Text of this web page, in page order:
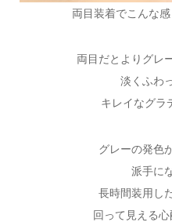
両目だとよりグレ
淡くふわ
キレイなグラ
グレーの発色
派手に
長時間装用し
回って見える